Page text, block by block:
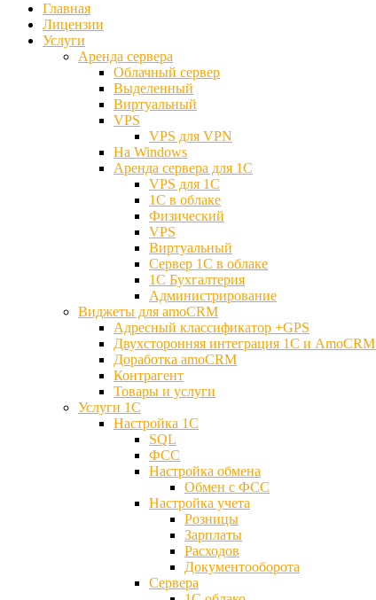
Главная
Лицензии
Услуги
Аренда сервера
Облачный сервер
Выделенный
Виртуальный
VPS
VPS для VPN
На Windows
Аренда сервера для 1С
VPS для 1С
1С в облаке
Физический
VPS
Виртуальный
Сервер 1С в облаке
1С Бухгалтерия
Администрирование
Виджеты для amoCRM
Адресный классификатор +GPS
Двухсторонняя интеграция 1С и AmoCRM
Доработка amoCRM
Контрагент
Товары и услуги
Услуги 1С
Настройка 1С
SQL
ФСС
Настройка обмена
Обмен с ФСС
Настройка учета
Розницы
Зарплаты
Расходов
Документооборота
Сервера